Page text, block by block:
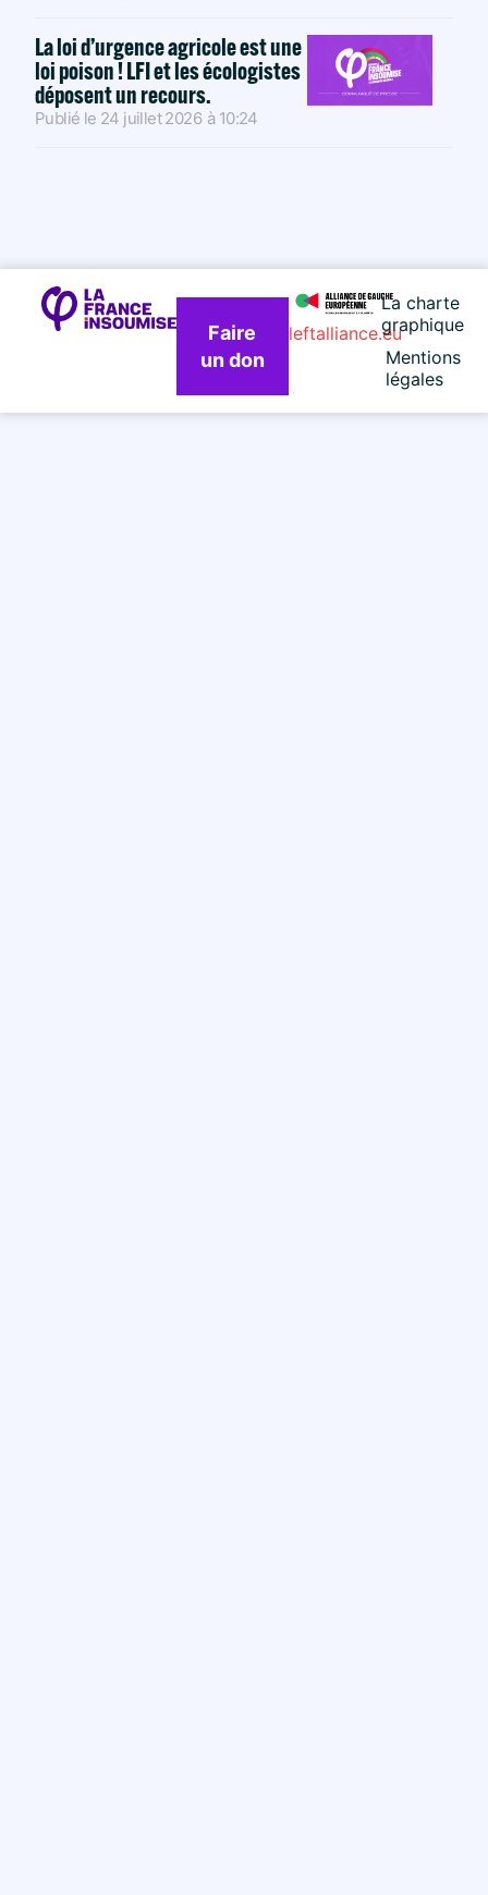
La loi d’urgence agricole est une
loi poison ! LFI et les écologistes
déposent un recours.
Publié le 24 juillet 2026 à 10:24
Faire
un don
La charte
graphique
Mentions
légales
leftalliance.eu